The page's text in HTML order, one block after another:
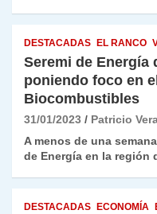
DESTACADAS EL RANCO
Seremi de Energía
poniendo foco en
Biocombustibles
31/01/2023
Patricio
A menos de una
de Energía en la región
DESTACADAS ECONOMÍA